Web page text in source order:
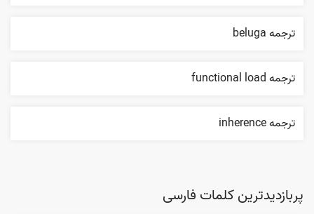
ترجمه beluga
ترجمه functional load
ترجمه inherence
پربازدیدترین کلمات فارسی